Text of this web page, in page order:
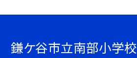
鎌ケ谷市立南部小学校